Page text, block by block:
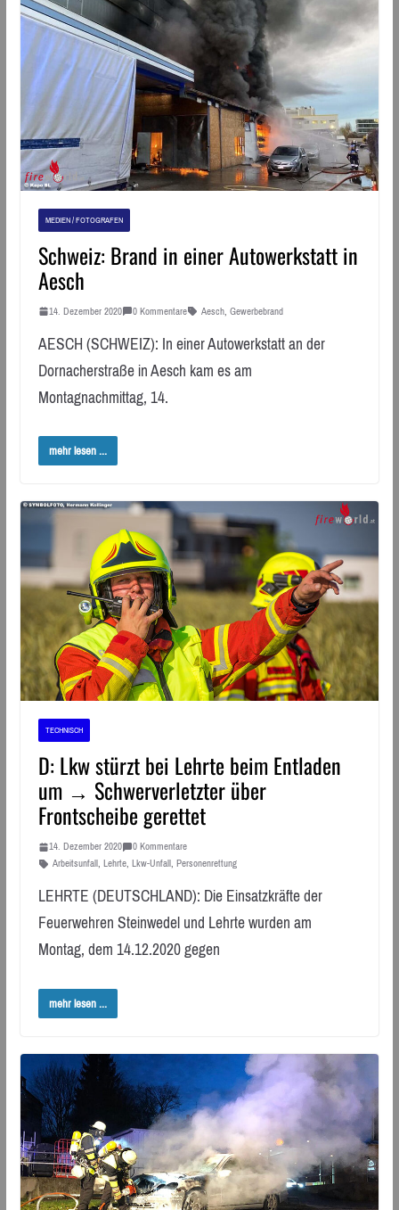
MEDIEN / FOTOGRAFEN
Schweiz: Brand in einer Autowerkstatt in
Aesch
14. Dezember 2020 0 Kommentare Aesch, Gewerbebrand
AESCH (SCHWEIZ): In einer Autowerkstatt an der
Dornacherstraße in Aesch kam es am
Montagnachmittag, 14.
mehr lesen ...
TECHNISCH
D: Lkw stürzt bei Lehrte beim Entladen
um → Schwerverletzter über
Frontscheibe gerettet
14. Dezember 2020
0 Kommentare
Arbeitsunfall, Lehrte, Lkw-Unfall, Personenrettung
LEHRTE (DEUTSCHLAND): Die Einsatzkräfte der
Feuerwehren Steinwedel und Lehrte wurden am
Montag, dem 14.12.2020 gegen
mehr lesen ...